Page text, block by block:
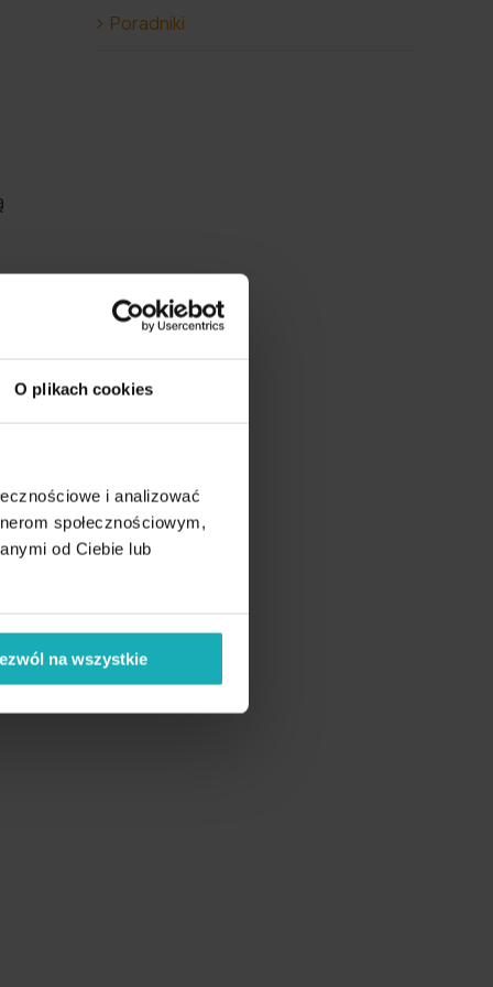
O plikach cookies
i analizować
społecznościowym,
od Ciebie lub
na wszystkie
Poradniki